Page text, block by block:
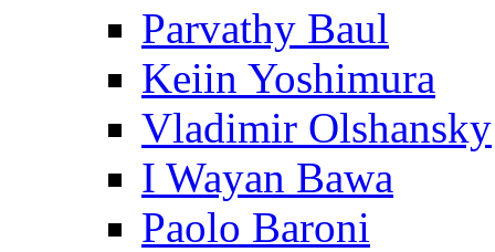
Parvathy Baul
Keiin Yoshimura
Vladimir Olshansky
I Wayan Bawa
Paolo Baroni